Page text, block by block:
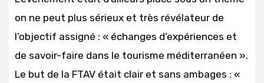
on ne peut plus sérieux et très révélateur de
l’objectif assigné : « échanges d’expériences et
de savoir-faire dans le tourisme méditerranéen ».
Le but de la FTAV était clair et sans ambages : «